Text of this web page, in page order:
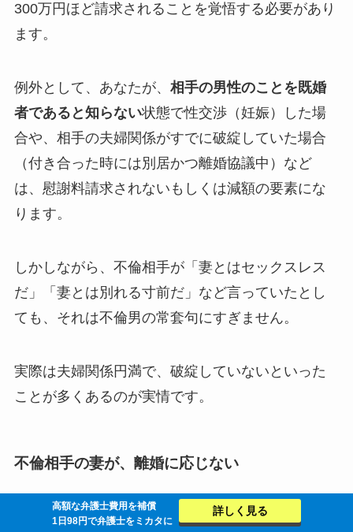
300万円ほど請求されることを覚悟する必要があり
ます。
例外として、あなたが、 相手の男性のことを既婚
者であると知らない状態で性交渉（妊娠）した場
合や、相手の夫婦関係がすでに破綻していた場合
（付き合った時には別居かつ離婚協議中）など
は、慰謝料請求されないもしくは減額の要素にな
ります。
しかしながら、不倫相手が「妻とはセックスレス
だ」「妻とは別れる寸前だ」など言っていたとし
ても、それは不倫男の常套句にすぎません。
実際は夫婦関係円満で、破綻していないといった
ことが多くあるのが実情です。
不倫相手の妻が、離婚に応じない
不倫相手は有責配偶者（離婚の原因を作った側）
高額な弁護士費用を補償
1日98円で弁護士をミカタに
詳しく見る